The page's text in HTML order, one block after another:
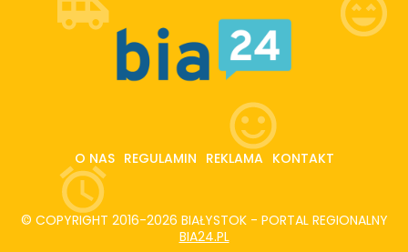
O NAS REGULAMIN REKLAMA KONTAKT
© COPYRIGHT 2016-2026 BIAŁYSTOK - PORTAL REGIONALNY
BIA24.PL